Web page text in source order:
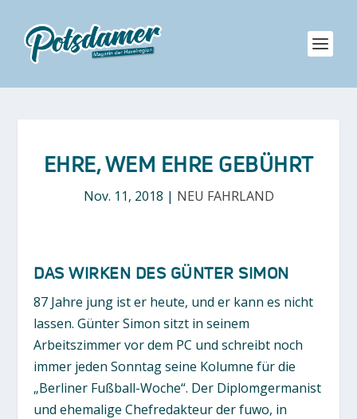
EHRE, WEM EHRE GEBÜHRT
Nov. 11, 2018 | NEU FAHRLAND
DAS WIRKEN DES GÜNTER SIMON
87 Jahre jung ist er heute, und er kann es nicht
lassen. Günter Simon sitzt in seinem
Arbeitszimmer vor dem PC und schreibt noch
immer jeden Sonntag seine Kolumne für die
„Berliner Fußball-Woche“. Der Diplomgermanist
und ehemalige Chefredakteur der fuwo, in